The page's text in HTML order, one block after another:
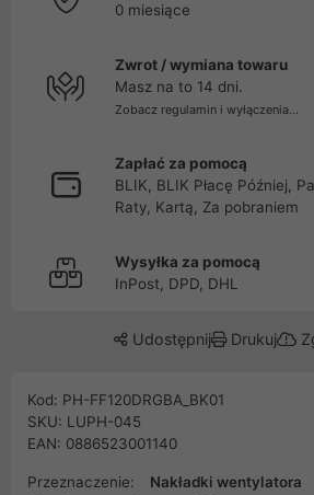
0 miesiące
Zwrot / wymiana towaru
Masz na to 14 dni.
Zobacz regulamin i wyłączenia...
Zapłać za pomocą
BLIK, BLIK Płacę Później,
Raty, Kartą, Za pobraniem
Wysyłka za pomocą
InPost, DPD, DHL
Udostępnij Drukuj
Kod: PH-FF120DRGBA_BK01
SKU: LUPH-045
EAN: 0886523001140
Przeznaczenie:
Nakładki wentylatora